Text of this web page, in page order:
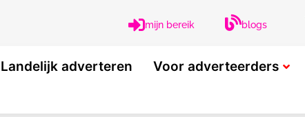
mijn bereik blogs
Landelijk adverteren Voor adverteerders